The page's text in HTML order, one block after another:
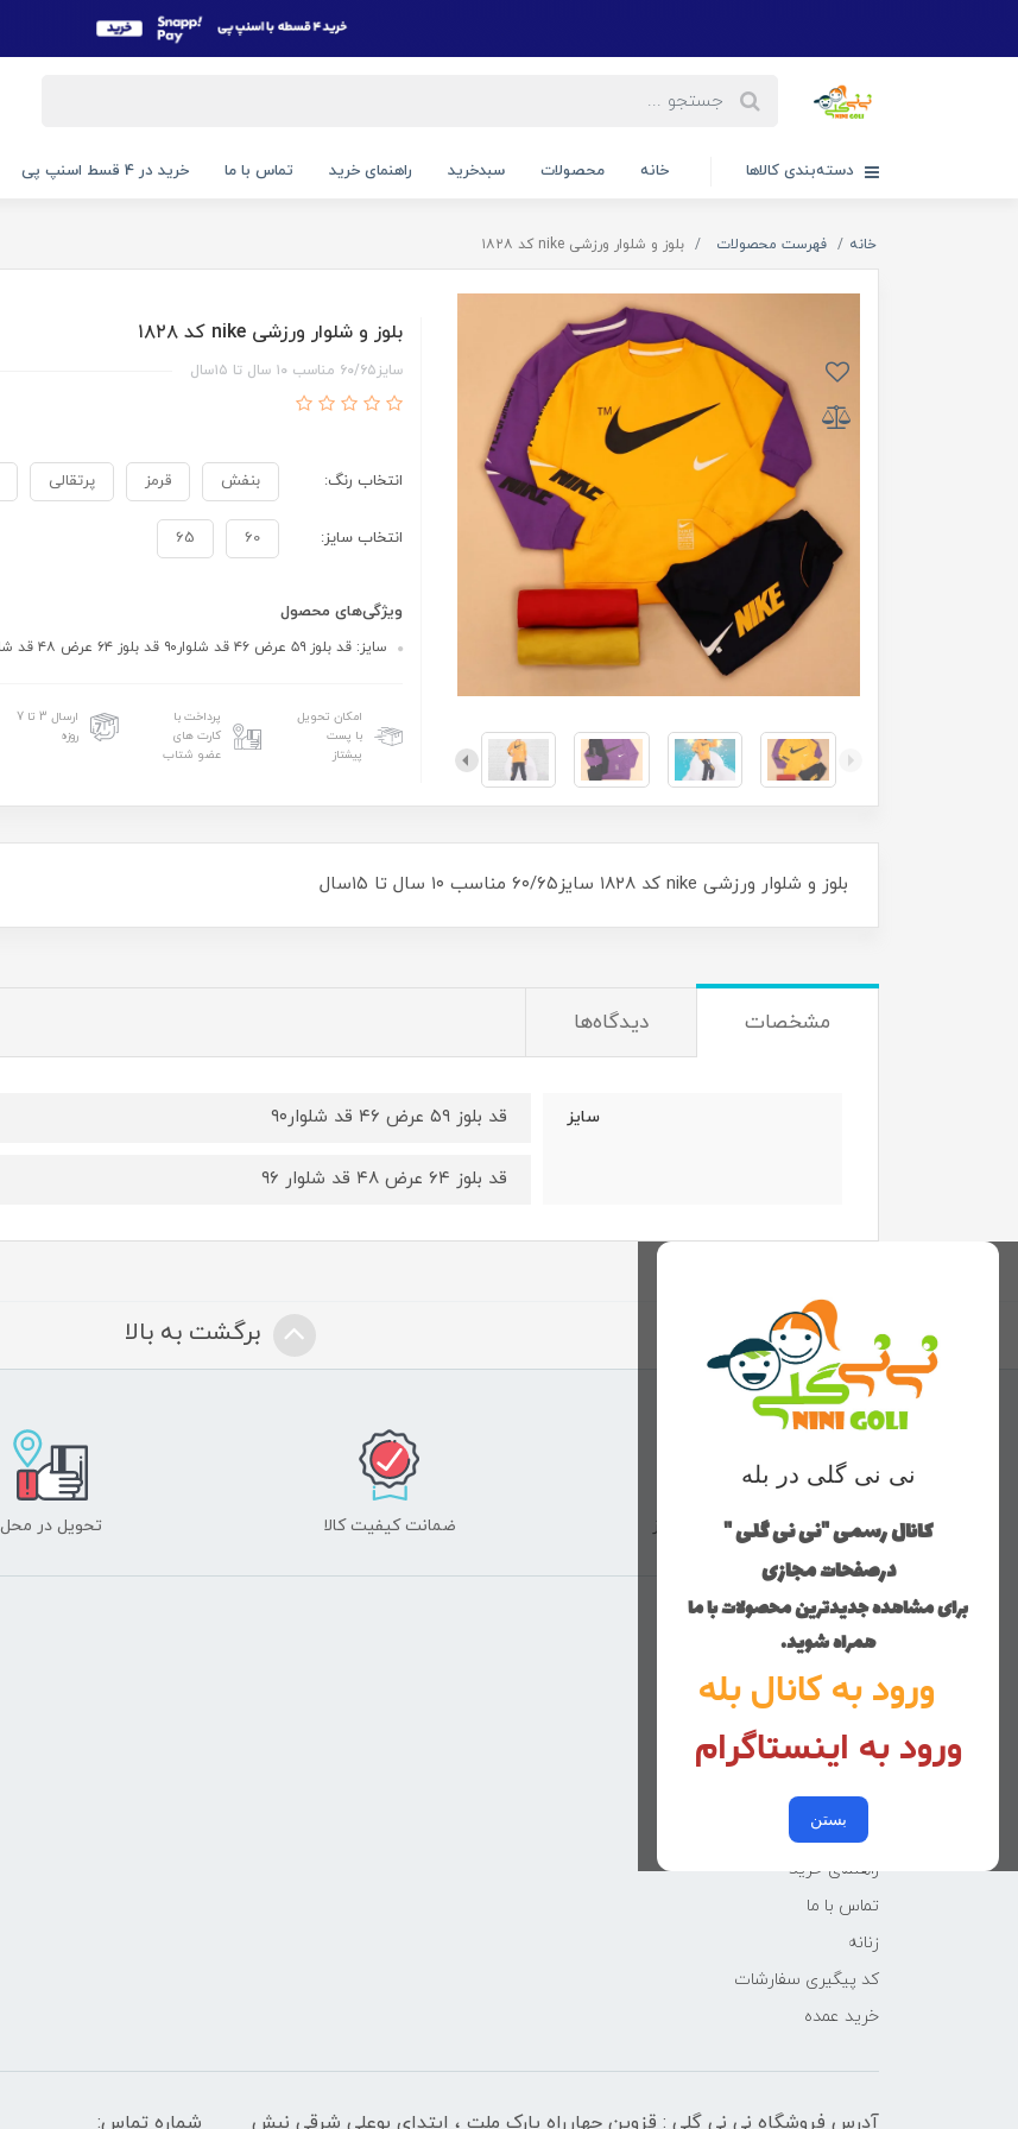
دسته‌بندی کالاها خانه محصولات سبدخرید راهنمای خرید تماس با ما خرید در 4 قسط اسنپ پی
خانه فهرست محصولات بلوز و شلوار ورزشی nike کد ۱۸۲۸
بلوز و شلوار ورزشی nike کد ۱۸۲۸
سایز۶۰/۶۵ مناسب ۱۰ سال تا ۱۵سال
انتخاب رنگ: بنفش قرمز پرتقالی
انتخاب سایز: 60
65
ویژگی‌های محصول
سایز: قد بلوز ۵۹ عرض ۴۶ قد شلوار۹۰ قد بلوز ۶۴ عرض ۴۸ قد شلوار ۹۶
امکان تحویل
با پست
پیشتاز
پرداخت با
کارت های
عضو شتاب
ارسال 3 تا 7
روزه
بلوز و شلوار ورزشی nike کد ۱۸۲۸ سایز۶۰/۶۵ مناسب ۱۰ سال تا ۱۵سال
مشخصات دیدگاه‌ها
سایز قد بلوز ۵۹ عرض ۴۶ قد شلوار۹۰
قد بلوز ۶۴ عرض ۴۸ قد شلوار ۹۶
نی نی گلی در بله
کانال رسمی "نی نی گلی "
درصفحات مجازی
برای مشاهده جدیدترین محصولات با ما
همراه شوید.
ورود به کانال بله
ورود به اینستاگرام
بستن
برگشت به بالا
ارسال با پست پیشتاز ضمانت کیفیت کالا تحویل در محل
منوی وب‌سایت
محصولات
دخترانه
پسرانه
کوچولوهای نی نی گلی
راهنمای خرید
تماس با ما
زنانه
کد پیگیری سفارشات
خرید عمده
آدرس فروشگاه نی نی گلی : قزوین چهارراه پارک ملت ، ابتدای بوعلی شرقی نبش شماره تماس: